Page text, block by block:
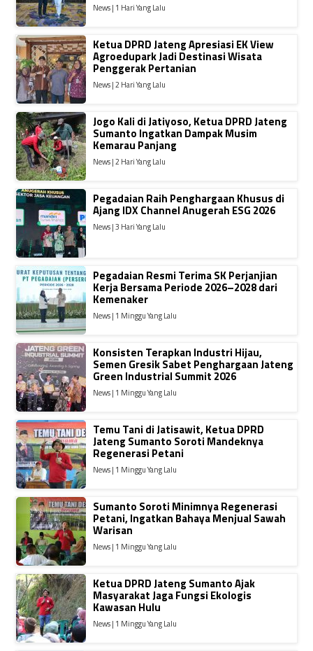
News | 1 Hari Yang Lalu
Ketua DPRD Jateng Apresiasi EK View
Agroedupark Jadi Destinasi Wisata
Penggerak Pertanian
News | 2 Hari Yang Lalu
Jogo Kali di Jatiyoso, Ketua DPRD Jateng
Sumanto Ingatkan Dampak Musim
Kemarau Panjang
News | 2 Hari Yang Lalu
Pegadaian Raih Penghargaan Khusus di
Ajang IDX Channel Anugerah ESG 2026
News | 3 Hari Yang Lalu
Pegadaian Resmi Terima SK Perjanjian
Kerja Bersama Periode 2026–2028 dari
Kemenaker
News | 1 Minggu Yang Lalu
Konsisten Terapkan Industri Hijau,
Semen Gresik Sabet Penghargaan Jateng
Green Industrial Summit 2026
News | 1 Minggu Yang Lalu
Temu Tani di Jatisawit, Ketua DPRD
Jateng Sumanto Soroti Mandeknya
Regenerasi Petani
News | 1 Minggu Yang Lalu
Sumanto Soroti Minimnya Regenerasi
Petani, Ingatkan Bahaya Menjual Sawah
Warisan
News | 1 Minggu Yang Lalu
Ketua DPRD Jateng Sumanto Ajak
Masyarakat Jaga Fungsi Ekologis
Kawasan Hulu
News | 1 Minggu Yang Lalu